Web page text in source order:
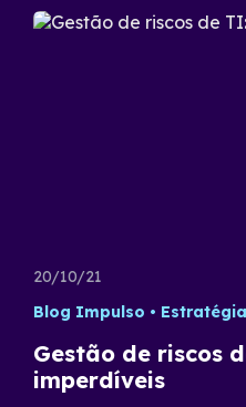
20/10/21
Blog Impulso
Estratégia
Gestão de riscos
imperdíveis